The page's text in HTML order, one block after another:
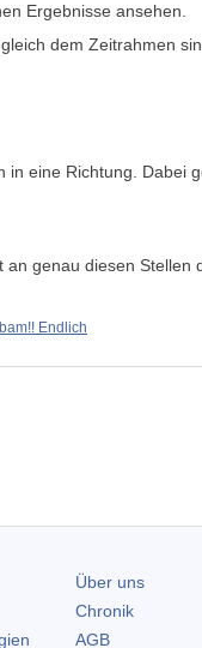
Ergebnisse ansehen.
dem Zeitrahmen
eine Richtung.
genau diesen Stellen
Endlich
Über uns
Chronik
AGB